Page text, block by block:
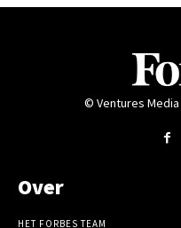
© Ventures
Over
HET FORBES TEAM